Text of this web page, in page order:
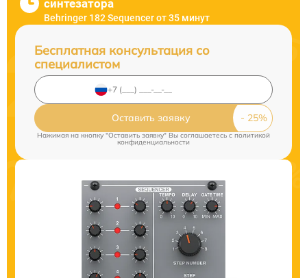
синтезатора
Behringer 182 Sequencer от 35 минут
Бесплатная консультация со
специалистом
Оставить заявку
Нажимая на кнопку "Оставить заявку" Вы соглашаетесь cполитикой
конфиденциальности